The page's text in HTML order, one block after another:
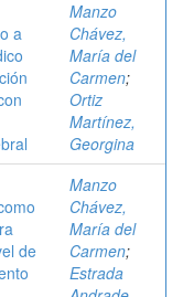
a
Manzo
Chávez,
María del
Carmen;
Ortiz
Martínez,
Georgina
de
Manzo
Chávez,
María del
Carmen;
Estrada